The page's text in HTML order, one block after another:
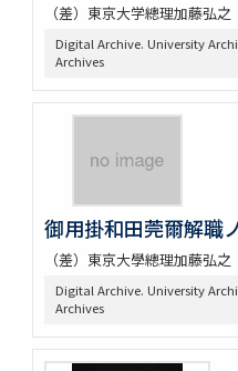
（差）東京大学總理加藤弘
Digital Archive. University
Archives
御用掛和田莞爾解職
（差）東京大學總理加藤弘
Digital Archive. University
Archives